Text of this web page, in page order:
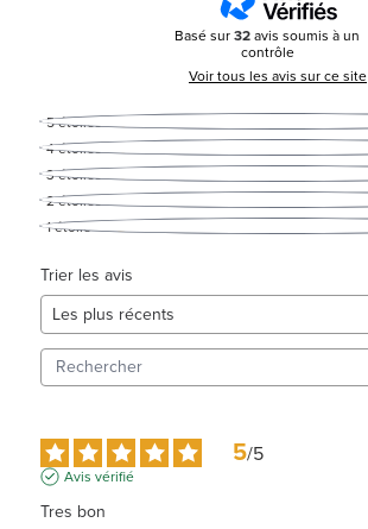
Basé sur32avis soumis à un
contrôle
Voir tous les avis sur ce site
5étoiles
4étoiles
3étoiles
2étoiles
1étoile
Trier les avis
5/5
Avis vérifié
Tres bon